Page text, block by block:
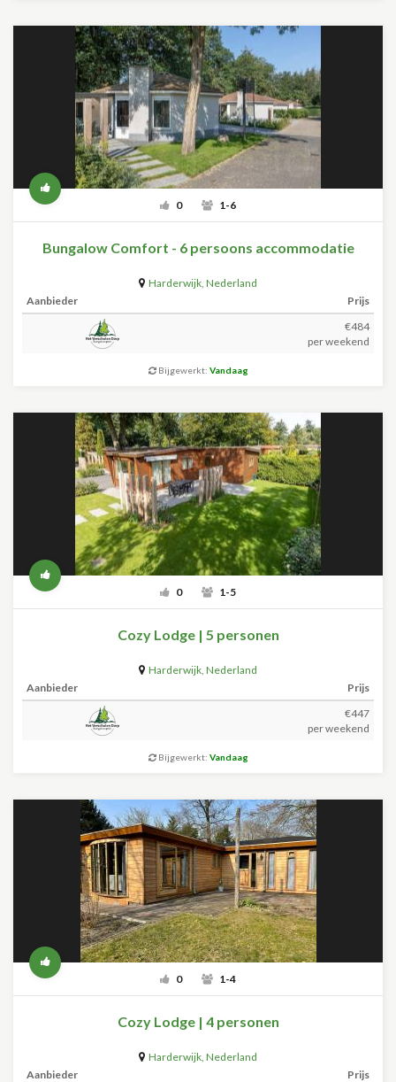
0 1-6
Bungalow Comfort - 6 persoons accommodatie
Harderwijk, Nederland
Aanbieder
Prijs
€484
per weekend
Bijgewerkt: Vandaag
0 1-5
Cozy Lodge | 5 personen
Harderwijk, Nederland
Aanbieder
Prijs
€447
per weekend
Bijgewerkt: Vandaag
0 1-4
Cozy Lodge | 4 personen
Harderwijk, Nederland
Aanbieder
Prijs